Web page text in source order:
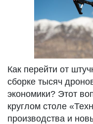
Как перейти от
сборке тысяч
экономики? Этот
круглом столе
производства и